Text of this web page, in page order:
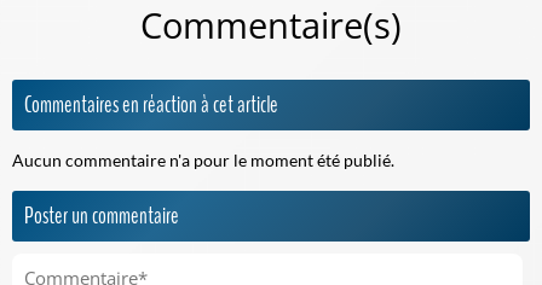
Commentaire(s)
Commentaires en réaction à cet article
Aucun commentaire n'a pour le moment été publié.
Poster un commentaire